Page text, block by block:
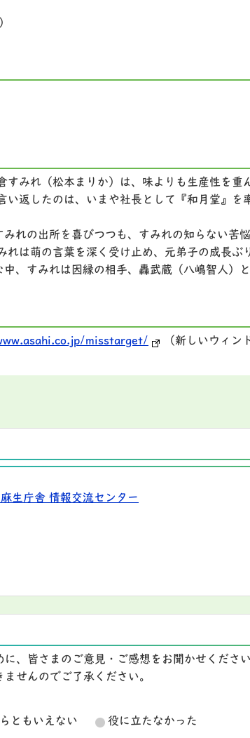
みれ（松本まりか）は、味よりも生産性を重
い返したのは、いまや社長として『和月堂』を
れの出所を喜びつつも、すみれの知らない苦
れは萌の言葉を深く受け止め、元弟子の成長ぶ
、すみれは因縁の相手、轟武蔵（八嶋智人）
misstarget/ （新しいウィン
生庁舎 情報交流センター
、皆さまのご意見・ご感想をお聞かせくださ
せんのでご了承ください。
ともいえない 役に立たなかった